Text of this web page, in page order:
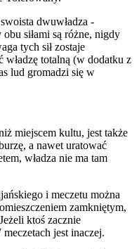
dwuwładza -
siłami są różne, nigdy
tych sił zostaje
władzę totalną (w dodatku z
lud gromadzi się w
miejscem kultu, jest także
a nawet uratować
władza nie ma tam
i meczetu można
zamkniętym,
ktoś zacznie
jest inaczej.